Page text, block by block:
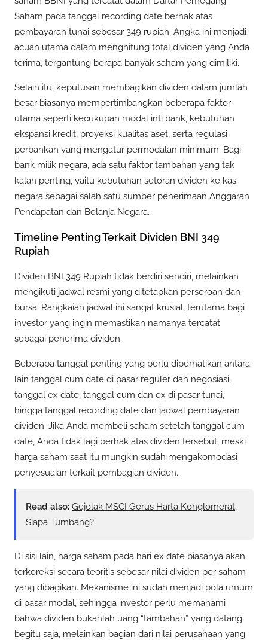
Saham pada tanggal recording date berhak atas
pembayaran tunai sebesar 349 rupiah. Angka ini menjadi
acuan utama dalam menghitung total dividen yang Anda
terima, tergantung berapa banyak saham yang dimiliki.
Selain itu, keputusan membagikan dividen dalam jumlah
besar biasanya mempertimbangkan beberapa faktor
utama seperti kecukupan modal inti bank, kebutuhan
ekspansi kredit, proyeksi kualitas aset, serta regulasi
perbankan yang mengatur permodalan minimum. Bagi
bank milik negara, ada satu faktor tambahan yang tak
kalah penting, yaitu kebutuhan setoran dividen ke kas
negara sebagai salah satu sumber penerimaan Anggaran
Pendapatan dan Belanja Negara.
Timeline Penting Terkait Dividen BNI 349
Rupiah
Dividen BNI 349 Rupiah tidak berdiri sendiri, melainkan
mengikuti jadwal resmi yang ditetapkan perseroan dan
bursa. Rangkaian jadwal ini sangat krusial, terutama bagi
investor yang ingin memastikan namanya tercatat
sebagai penerima dividen.
Beberapa tanggal penting yang perlu diperhatikan antara
lain tanggal cum date di pasar reguler dan negosiasi,
tanggal ex date, tanggal cum dan ex di pasar tunai,
hingga tanggal recording date dan jadwal pembayaran
dividen. Jika Anda membeli saham setelah tanggal cum
date, Anda tidak lagi berhak atas dividen tersebut, meski
harga saham saat itu mungkin sudah mengakomodasi
penyesuaian terkait pembagian dividen.
Read also: Gejolak MSCI Gerus Harta Konglomerat,
Siapa Tumbang?
Di sisi lain, harga saham pada hari ex date biasanya akan
terkoreksi secara teoritis sebesar nilai dividen per saham
yang dibagikan. Mekanisme ini sudah menjadi pola umum
di pasar modal, sehingga investor perlu memahami
bahwa dividen bukanlah uang “tambahan” yang datang
begitu saja, melainkan bagian dari nilai perusahaan yang